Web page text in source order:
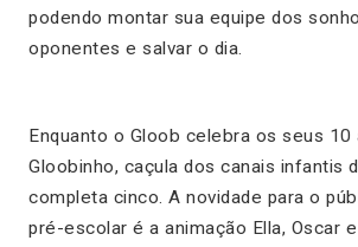
podendo montar sua equipe dos
oponentes e salvar o dia.
Enquanto o Gloob celebra os seus 10
Gloobinho, caçula dos canais infantis
completa cinco. A novidade para o
pré-escolar é a animação Ella, Oscar